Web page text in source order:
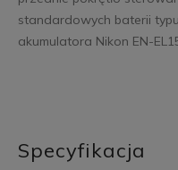
standardowych baterii
akumulatora Nikon EN-
Specyfikacja